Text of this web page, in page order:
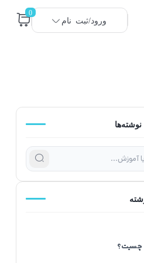
ورود/ثبت نام
0
چسیت؟